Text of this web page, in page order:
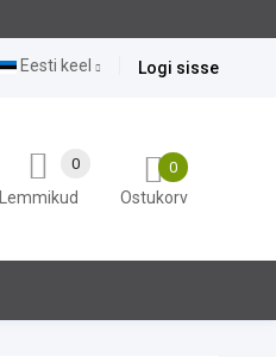
Logi sisse
Eesti keel
0
Ostukorv
Lemmikud
0